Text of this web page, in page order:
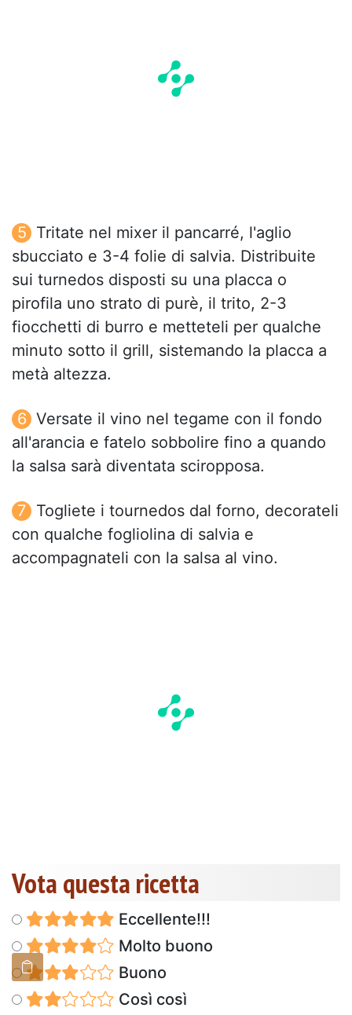
Tritate nel mixer il pancarré, l'aglio
sbucciato e 3-4 folie di salvia. Distribuite
sui turnedos disposti su una placca o
pirofila uno strato di purè, il trito, 2-3
fiocchetti di burro e metteteli per qualche
minuto sotto il grill, sistemando la placca a
metà altezza.
Versate il vino nel tegame con il fondo
all'arancia e fatelo sobbolire fino a quando
la salsa sarà diventata sciropposa.
Togliete i tournedos dal forno, decorateli
con qualche fogliolina di salvia e
accompagnateli con la salsa al vino.
Vota questa ricetta
Eccellente!!!
Molto buono
Buono
Così così